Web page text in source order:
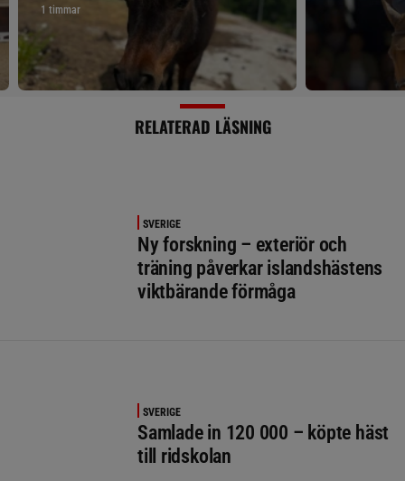
1 timmar
RELATERAD LÄSNING
SVERIGE
Ny forskning – exteriör och
träning påverkar islandshästens
viktbärande förmåga
SVERIGE
Samlade in 120 000 – köpte häst
till ridskolan